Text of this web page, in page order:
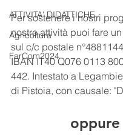
ATTIVITA' DIDATTICHE
Agricoltura
FarCom2024
Per sostenere i nostri
nostre attività puoi fare
sul c/c postale
IBAN IT40 Q076 0113
442. Intestato a
di Pistoia, con causale:
oppure